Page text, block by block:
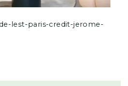
lest-paris-credit-jerome-